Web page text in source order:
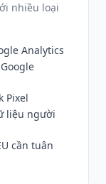
nhiều loại
Analytics
Pixel
liệu người
cần tuân